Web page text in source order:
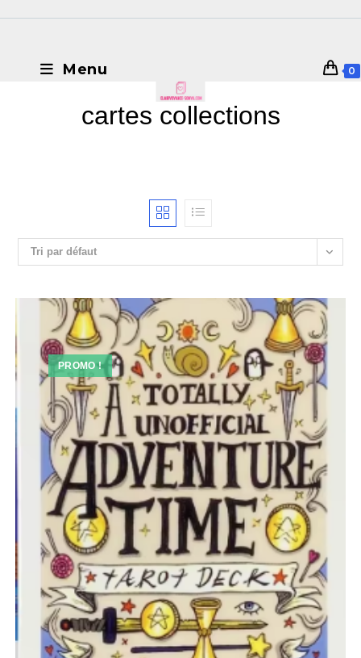
Menu 0
cartes collections
Tri par défaut
PROMO !